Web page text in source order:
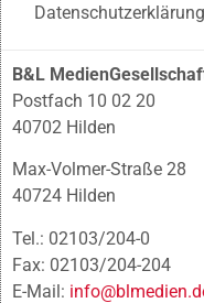
Datenschutzerklärung
B&L
Postfach 10 02 20
40702 Hilden
Max-Volmer-Straße 28
40724 Hilden
Tel.: 02103/204-0
Fax: 02103/204-204
E-Mail: